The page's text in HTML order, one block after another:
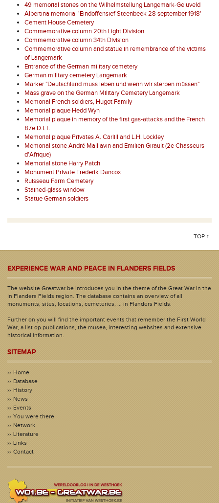
49 memorial stones on the Wilhelmstellung Langemark-Geluveld
Albertina memorial 'Eindoffensief Steenbeek 28 september 1918'
Cement House Cemetery
Commemorative column 20th Light Division
Commemorative column 34th Division
Commemorative column and statue in remembrance of the victims
of Langemark
Entrance of the German military cemetery
German military cemetery Langemark
Marker "Deutschland muss leben und wenn wir sterben müssen"
Mass grave on the German Military Cemetery Langemark
Memorial French soldiers, Hugot Family
Memorial plaque Hedd Wyn
Memorial plaque in memory of the first gas-attacks and the French
87e D.I.T.
Memorial plaque Privates A. Carlill and L.H. Lockley
Memorial stone André Malliavin and Emilien Girault (2e Chasseurs
d'Afrique)
Memorial stone Harry Patch
Monument Private Frederik Dancox
Ruisseau Farm Cemetery
Stained-glass window
Statue German soldiers
TOP ↑
EXPERIENCE WAR AND PEACE IN FLANDERS FIELDS
The website Greatwar.be introduces you in the theme of the Great War in the
In Flanders Fields region. The database contains an overview of all
monuments, sites, locations, cemeteries, ... in Flanders Fields.
Further on you will find the important events that remember the First World
War, a list op publications, the musea, interesting websites and extensive
historical information.
SITEMAP
Home
Database
History
News
Events
You were there
Network
Literature
Links
Contact